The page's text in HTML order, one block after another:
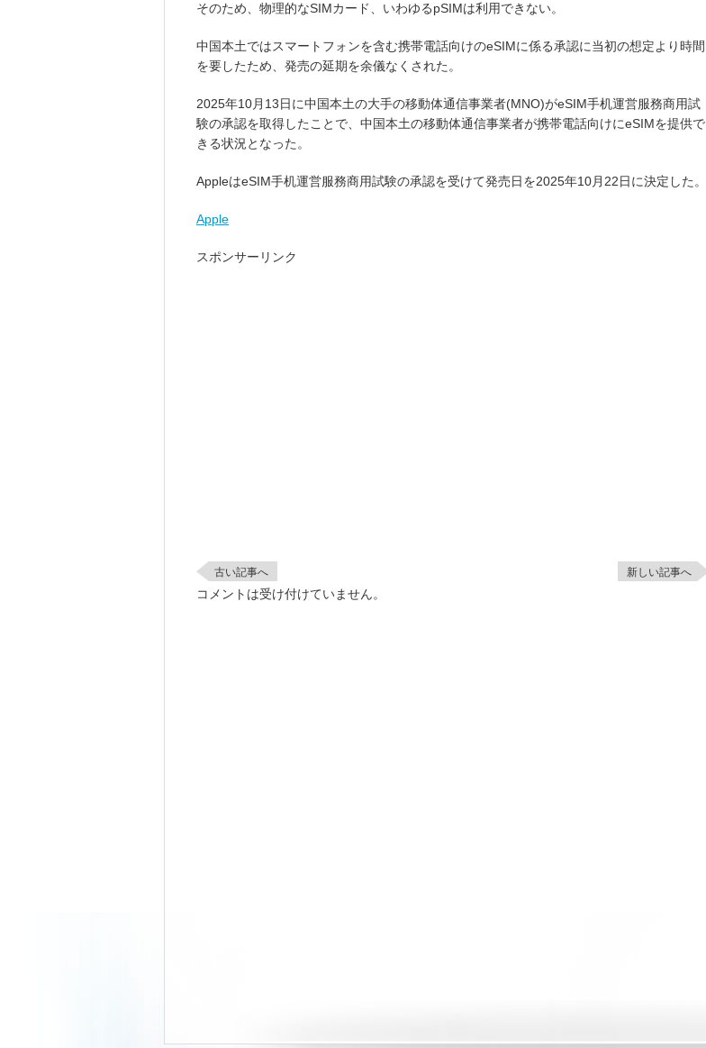
そのため、物理的なSIMカード、いわゆるpSIMは利用できない。
中国本土ではスマートフォンを含む携帯電話向けのeSIMに係る承認に当初の想定より時間
を要したため、発売の延期を余儀なくされた。
2025年10月13日に中国本土の大手の移動体通信事業者(MNO)がeSIM手机運営服務商用試
験の承認を取得したことで、中国本土の移動体通信事業者が携帯電話向けにeSIMを提供で
きる状況となった。
AppleはeSIM手机運営服務商用試験の承認を受けて発売日を2025年10月22日に決定した。
Apple
スポンサーリンク
古い記事へ 新しい記事へ
コメントは受け付けていません。